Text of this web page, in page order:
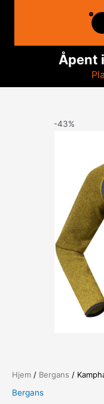
innholdet
Åpent
-43%
Hjem / Bergans /
Bergans